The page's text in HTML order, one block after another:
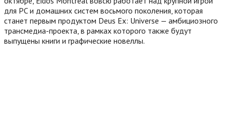
для PC и домашних систем восьмого поколения, которая
станет первым продуктом Deus Ex: Universe — амбициозного
трансмедиа-проекта, в рамках которого также будут
выпущены книги и графические новеллы.